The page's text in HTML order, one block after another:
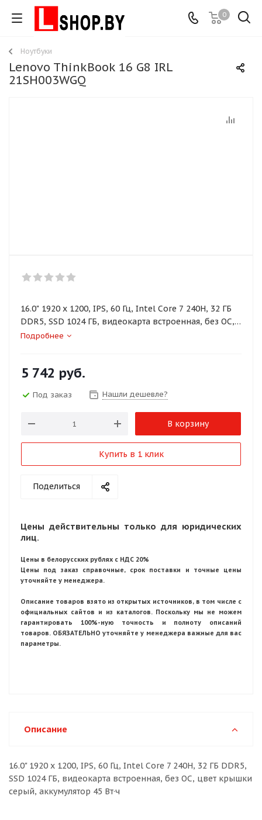
0
Ноутбуки
Lenovo ThinkBook 16 G8 IRL
21SH003WGQ
16.0" 1920 x 1200, IPS, 60 Гц, Intel Core 7 240H, 32 ГБ
DDR5, SSD 1024 ГБ, видеокарта встроенная, без ОС,
цвет крышки серый, аккумулятор 45 Вт·ч
Подробнее
5 742 руб.
Под заказ Нашли дешевле?
В корзину
Купить в 1 клик
Поделиться
Цены действительны только для юридических
лиц.
Цены в белорусских рублях с НДС 20%
Цены под заказ справочные, срок поставки и точные цены
уточняйте у менеджера.
Описание товаров взято из открытых источников, в том числе с
официальных сайтов и из каталогов. Поскольку мы не можем
гарантировать 100%-ную точность и полноту описаний
товаров. ОБЯЗАТЕЛЬНО уточняйте у менеджера важные для вас
параметры.
Описание
16.0" 1920 x 1200, IPS, 60 Гц, Intel Core 7 240H, 32 ГБ DDR5,
SSD 1024 ГБ, видеокарта встроенная, без ОС, цвет крышки
серый, аккумулятор 45 Вт·ч